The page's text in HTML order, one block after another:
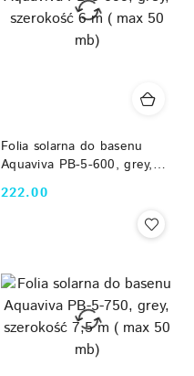
Folia solarna do basenu
Aquaviva PB-5-600, grey,
szerokość 6 m ( max 50
mb)
Cena:
222.00